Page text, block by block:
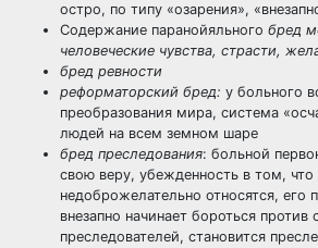
остро, по типу «озарения»,
Содержание паранойяльного бред
человеческие чувства, страсти,
бред ревности
реформаторский бред: у больного
преобразования мира, система
людей на всем земном шаре
бред преследования: больной
свою веру, убежденность в том, что
недоброжелательно относятся, его
внезапно начинает бороться
преследователей, становится